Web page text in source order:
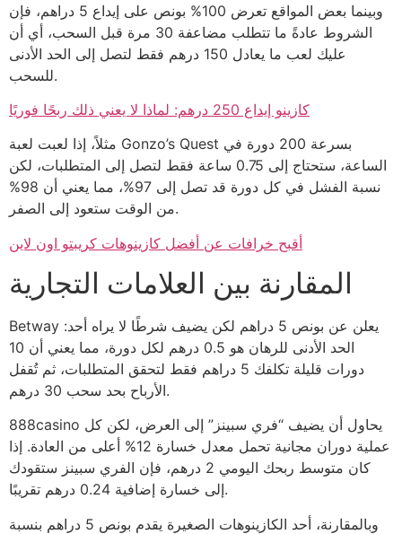
وبينما بعض المواقع تعرض 100% بونص على إيداع 5 دراهم، فإن
الشروط عادةً ما تتطلب مضاعفة 30 مرة قبل السحب، أي أن
عليك لعب ما يعادل 150 درهم فقط لتصل إلى الحد الأدنى
للسحب.
كازينو إيداع 250 درهم: لماذا لا يعني ذلك ربحًا فوريًا
مثلاً، إذا لعبت لعبة Gonzo’s Quest بسرعة 200 دورة في
الساعة، ستحتاج إلى 0.75 ساعة فقط لتصل إلى المتطلبات، لكن
نسبة الفشل في كل دورة قد تصل إلى 97%، مما يعني أن 98%
من الوقت ستعود إلى الصفر.
أقبح خرافات عن أفضل كازينوهات كريبتو اون لاين
المقارنة بين العلامات التجارية
Betway يعلن عن بونص 5 دراهم لكن يضيف شرطًا لا يراه أحد:
الحد الأدنى للرهان هو 0.5 درهم لكل دورة، مما يعني أن 10
دورات قليلة تكلفك 5 دراهم فقط لتحقق المتطلبات، ثم تُقفل
الأرباح بحد سحب 30 درهم.
888casino يحاول أن يضيف “فري سبينز” إلى العرض، لكن كل
عملية دوران مجانية تحمل معدل خسارة 12% أعلى من العادة. إذا
كان متوسط ربحك اليومي 2 درهم، فإن الفري سبينز ستقودك
إلى خسارة إضافية 0.24 درهم تقريبًا.
وبالمقارنة، أحد الكازينوهات الصغيرة يقدم بونص 5 دراهم بنسبة